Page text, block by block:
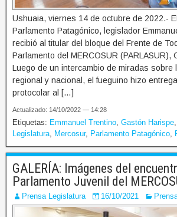
Ushuaia, viernes 14 de octubre de 2022.-
Parlamento Patagónico, legislador
recibió al titular del bloque del Frente de
Parlamento del MERCOSUR (PARLASUR),
Luego de un intercambio de miradas sobre
regional y nacional, el fueguino hizo
protocolar al […]
Actualizado: 14/10/2022 — 14:28
Etiquetas: Emmanuel Trentino Gastón Harispe
Legislatura
Mercosur, Parlamento Patagónico
GALERÍA: Imágenes del
Parlamento Juvenil del
Prensa Legislatura 16/10/2021